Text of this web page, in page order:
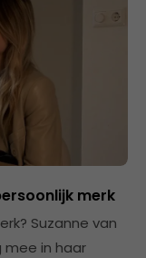
merk
Suzanne van
mee in haar